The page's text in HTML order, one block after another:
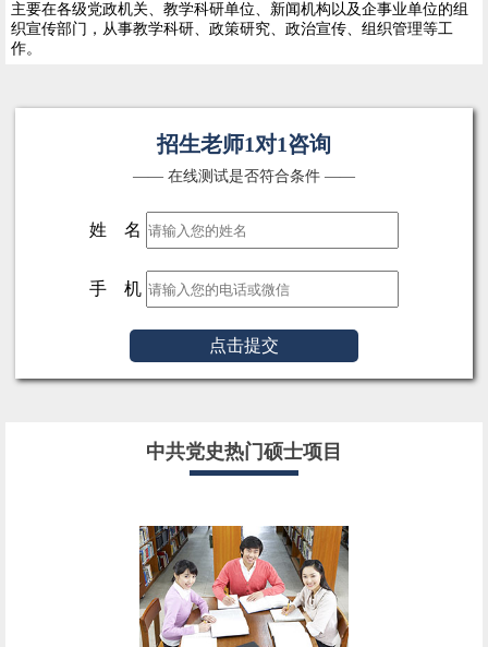
主要在各级党政机关、教学科研单位、新闻机构以及企事业单位的组
织宣传部门，从事教学科研、政策研究、政治宣传、组织管理等工
作。
招生老师1对1咨询
—— 在线测试是否符合条件 ——
姓 名
手 机
点击提交
中共党史热门硕士项目